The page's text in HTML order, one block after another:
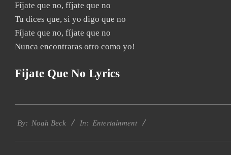
Fíjate que no, fíjate que no
Tu dices que, si yo digo que no
Fíjate que no, fíjate que no
Nunca encontraras otro como yo!
Fijate Que No Lyrics
12-
By: Noah Beck In: Entertainment